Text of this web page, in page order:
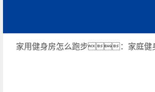
家用健身房怎么跑步：家庭健